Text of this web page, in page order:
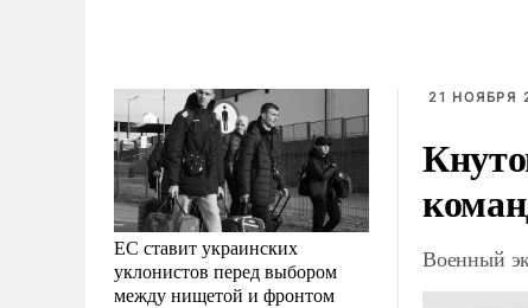
ЕС ставит украинских
уклонистов перед выбором
между нищетой и фронтом
21 НОЯБРЯ
Военный